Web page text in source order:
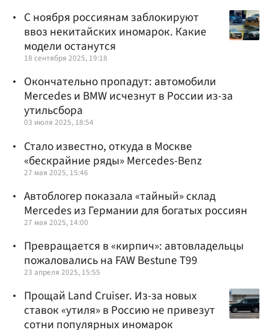
С ноября россиянам заблокируют
ввоз некитайских иномарок. Какие
модели останутся
18 сентября 2025, 19:18
Окончательно пропадут: автомобили
Mercedes и BMW исчезнут в России из-за
утильсбора
03 июля 2025, 18:54
Стало известно, откуда в Москве
«бескрайние ряды» Mercedes-Benz
27 мая 2025, 15:46
Автоблогер показала «тайный» склад
Mercedes из Германии для богатых россиян
27 мая 2025, 14:00
Превращается в «кирпич»: автовладельцы
пожаловались на FAW Bestune T99
23 апреля 2025, 15:55
Прощай Land Cruiser. Из-за новых
ставок «утиля» в Россию не привезут
сотни популярных иномарок